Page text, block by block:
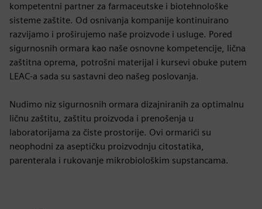
kompetentni partner za farmaceutske i biotehnološke
sisteme zaštite. Od osnivanja kompanije kontinuirano
razvijamo i proširujemo naše proizvode i usluge. Pored
sigurnosnih ormara kao naše osnovne kompetencije, lična
zaštitna oprema, potrošni materijal i kursevi obuke putem
LEAC-a sada su sastavni deo našeg poslovanja.
Nudimo niz sigurnosnih ormara dizajniranih za optimalnu
ličnu zaštitu, zaštitu proizvoda i prenošenja u
laboratorijama za čiste prostorije. Ovi ormarići su
neophodni za aseptičku proizvodnju citostatika,
parenterala i rukovanje mikrobiološkim supstancama.